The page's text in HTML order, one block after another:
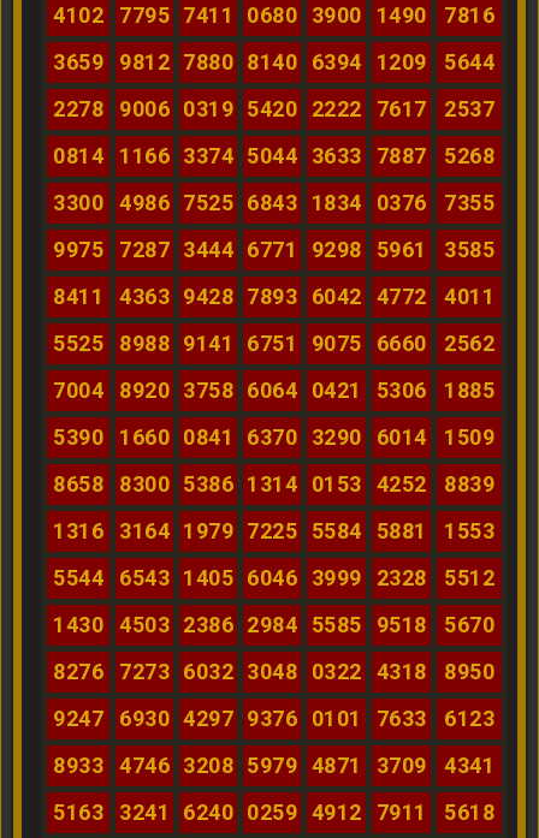
4102
7795 7411 0680 3900 1490
7816
3659
9812 7880 8140 6394 1209
5644
2278
9006 0319 5420 2222 7617
2537
0814
1166 3374 5044 3633 7887
5268
3300
4986 7525 6843 1834 0376
7355
9975
7287 3444 6771 9298 5961
3585
8411
4363 9428 7893 6042 4772
4011
5525
8988 9141 6751 9075 6660
2562
7004
8920 3758 6064 0421 5306
1885
5390
1660 0841 6370 3290 6014
1509
8658
8300 5386 1314 0153 4252
8839
1316
3164 1979 7225 5584 5881
1553
5544
6543 1405 6046 3999 2328
5512
1430
4503 2386 2984 5585 9518
5670
8276
7273 6032 3048 0322 4318
8950
9247
6930 4297 9376 0101 7633
6123
8933
4746 3208 5979 4871 3709
4341
5163
3241 6240 0259 4912 7911
5618